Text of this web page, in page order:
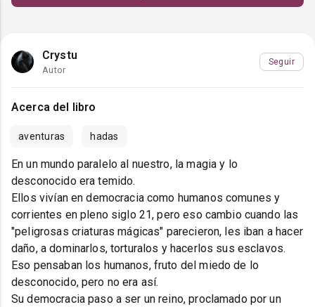
Crystu
Autor
Seguir
Acerca del libro
aventuras hadas
En un mundo paralelo al nuestro, la magia y lo
desconocido era temido.
Ellos vivían en democracia como humanos comunes y
corrientes en pleno siglo 21, pero eso cambio cuando las
"peligrosas criaturas mágicas" parecieron, les iban a hacer
daño, a dominarlos, torturalos y hacerlos sus esclavos.
Eso pensaban los humanos, fruto del miedo de lo
desconocido, pero no era así.
Su democracia paso a ser un reino, proclamado por un